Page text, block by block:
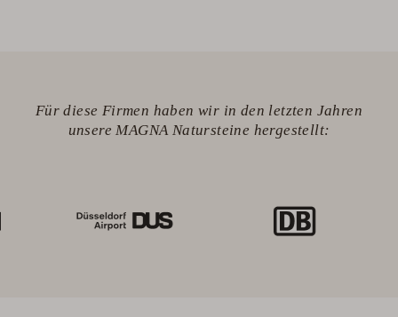
Für diese Firmen haben wir in den letzten Jahren
unsere MAGNA Natursteine hergestellt: